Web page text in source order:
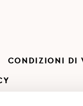
CONDIZIONI DI